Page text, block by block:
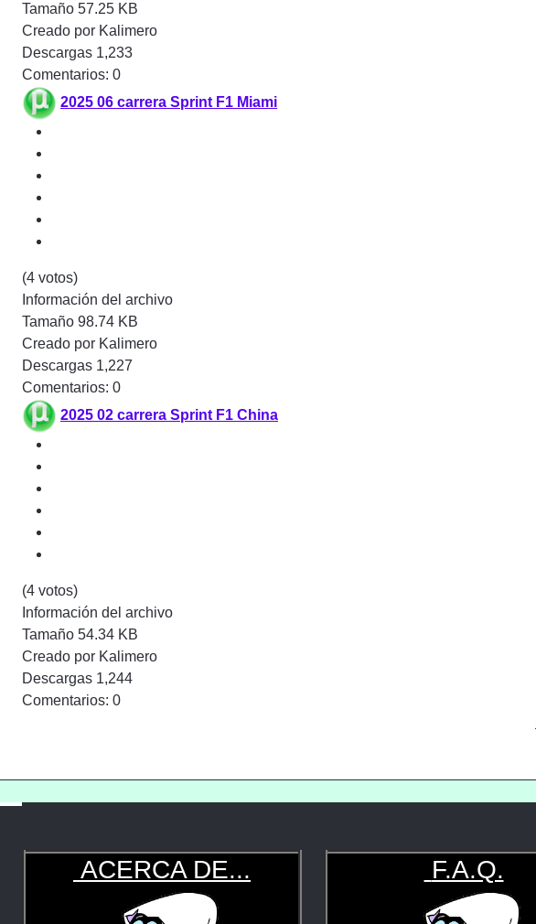
Tamaño 57.25 KB
Creado por Kalimero
Descargas 1,233
Comentarios: 0
2025 06 carrera Sprint F1 Miami
(4 votos)
Información del archivo
Tamaño 98.74 KB
Creado por Kalimero
Descargas 1,227
Comentarios: 0
2025 02 carrera Sprint F1 China
(4 votos)
Información del archivo
Tamaño 54.34 KB
Creado por Kalimero
Descargas 1,244
Comentarios: 0
ACERCA DE... F.A.Q.